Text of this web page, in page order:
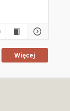
Więcej